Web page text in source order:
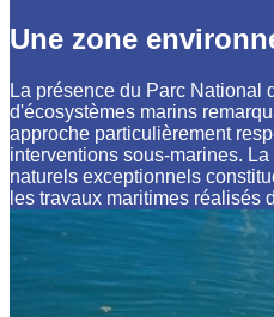
Une zone
La présence du Parc National
d'écosystèmes marins
approche particulièrement
interventions sous-marines.
naturels exceptionnels
les travaux maritimes réalisés